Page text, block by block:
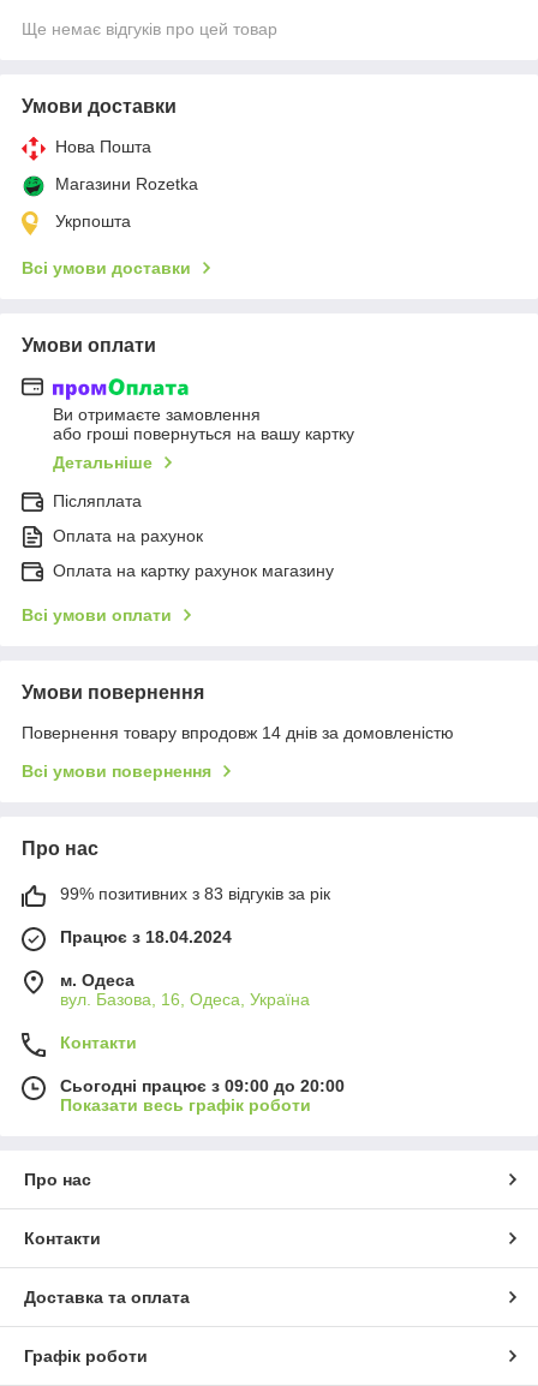
Ще немає відгуків про цей товар
Умови доставки
Нова Пошта
Магазини Rozetka
Укрпошта
Всі умови доставки
Умови оплати
Ви отримаєте замовлення
або гроші повернуться на вашу картку
Детальніше
Післяплата
Оплата на рахунок
Оплата на картку рахунок магазину
Всі умови оплати
Умови повернення
Повернення товару впродовж 14 днів за домовленістю
Всі умови повернення
Про нас
99% позитивних з 83 відгуків за рік
Працює з 18.04.2024
м. Одеса
вул. Базова, 16, Одеса, Україна
Контакти
Сьогодні працює з 09:00 до 20:00
Показати весь графік роботи
Про нас
Контакти
Доставка та оплата
Графік роботи